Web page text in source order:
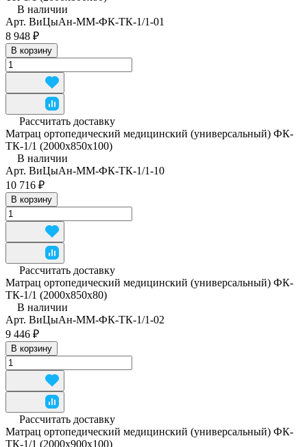
В наличии
Арт. ВиЦыАн-ММ-ФК-ТК-1/1-01
8 948 ₽
В корзину
Рассчитать доставку
Матрац ортопедический медицинский (универсальный) ФК-
ТК-1/1 (2000x850x100)
В наличии
Арт. ВиЦыАн-ММ-ФК-ТК-1/1-10
10 716 ₽
В корзину
Рассчитать доставку
Матрац ортопедический медицинский (универсальный) ФК-
ТК-1/1 (2000x850x80)
В наличии
Арт. ВиЦыАн-ММ-ФК-ТК-1/1-02
9 446 ₽
В корзину
Рассчитать доставку
Матрац ортопедический медицинский (универсальный) ФК-
ТК-1/1 (2000x900x100)